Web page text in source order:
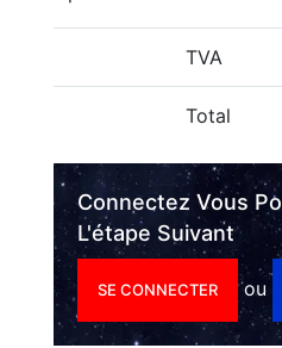
TVA
Total
Connectez Vous
L'étape Suivant
SE CONNECTER ou